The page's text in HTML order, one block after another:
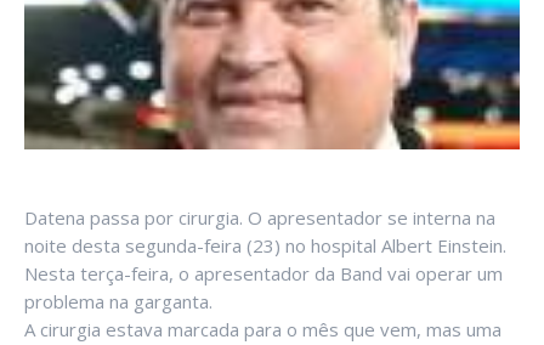
Datena passa por cirurgia. O apresentador se interna na
noite desta segunda-feira (23) no hospital Albert Einstein.
Nesta terça-feira, o apresentador da Band vai operar um
problema na garganta.
A cirurgia estava marcada para o mês que vem, mas uma